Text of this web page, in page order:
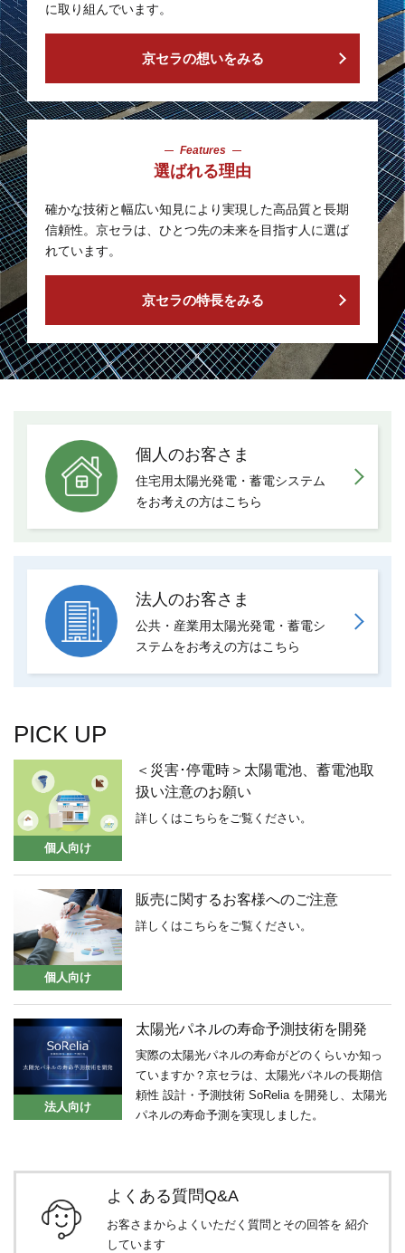
に取り組んでいます。
京セラの想いをみる
Features
選ばれる理由
確かな技術と幅広い知見により実現した高品質と長期
信頼性。 京セラは、ひとつ先の未来を目指す人に選ば
れています。
京セラの特長をみる
個人のお客さま
住宅用太陽光発電・蓄電システム
をお考えの方はこちら
法人のお客さま
公共・産業用太陽光発電・蓄電シ
ステムをお考えの方はこちら
PICK UP
個人向け
＜災害･停電時＞太陽電池、蓄電池取
扱い注意のお願い
詳しくはこちらをご覧ください。
個人向け
販売に関するお客様へのご注意
詳しくはこちらをご覧ください。
法人向け
太陽光パネルの寿命予測技術を開発
実際の太陽光パネルの寿命がどのくらいか知っ
ていますか？京セラは、太陽光パネルの長期信
頼性 設計・予測技術 SoRelia を開発し、太陽光
パネルの寿命予測を実現しました。
よくある質問Q&A
お客さまからよくいただく質問とその回答を 紹介
しています